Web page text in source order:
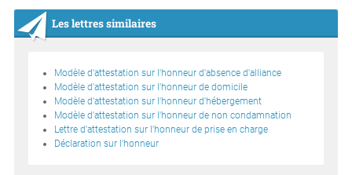
Les lettres similaires
Modèle d'attestation sur l'honneur d'absence d'alliance
Modèle d'attestation sur l'honneur de domicile
Modèle d'attestation sur l'honneur d'hébergement
Modèle d'attestation sur l'honneur de non condamnation
Lettre d'attestation sur l'honneur de prise en charge
Déclaration sur l'honneur